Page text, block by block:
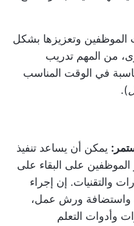
وتعزيزها بشكل
من المهم تدريب
في الوقت المناسب
).
يمكن أن يساعد تنفيذ
الموظفين على البقاء على
والتقنيات. إن إجراء
واستضافة ورش عمل،
وأدوات التعلم